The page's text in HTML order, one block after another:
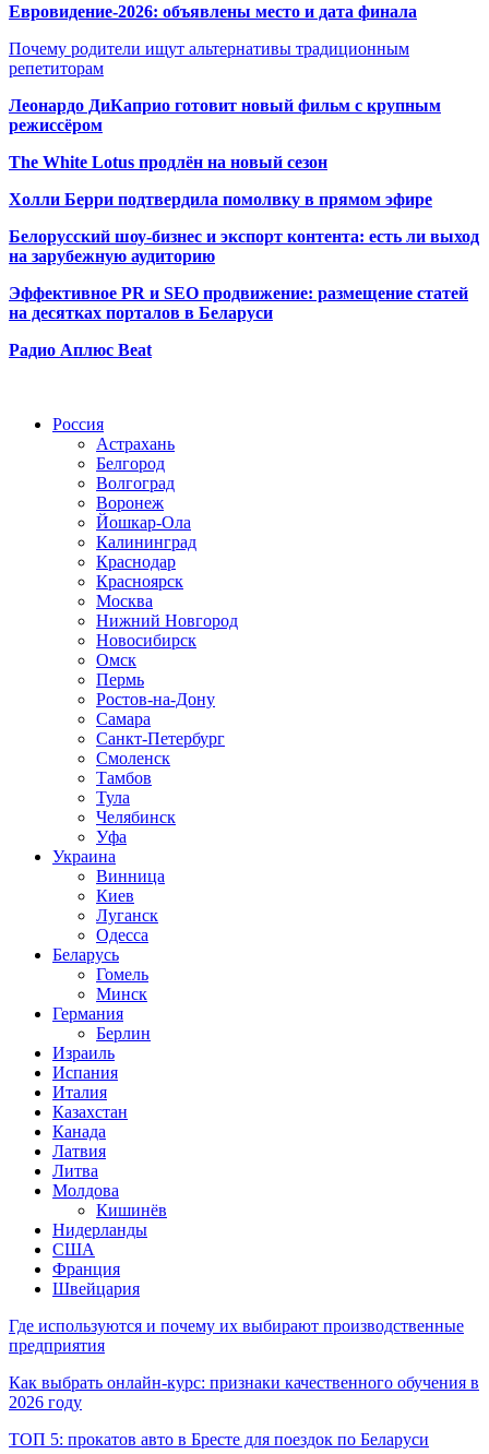
Евровидение-2026: объявлены место и дата финала
Почему родители ищут альтернативы традиционным
репетиторам
Леонардо ДиКаприо готовит новый фильм с крупным
режиссёром
The White Lotus продлён на новый сезон
Холли Берри подтвердила помолвку в прямом эфире
Белорусский шоу-бизнес и экспорт контента: есть ли выход
на зарубежную аудиторию
Эффективное PR и SEO продвижение: размещение статей
на десятках порталов в Беларуси
Радио Аплюс Beat
Россия
Астрахань
Белгород
Волгоград
Воронеж
Йошкар-Ола
Калининград
Краснодар
Красноярск
Москва
Нижний Новгород
Новосибирск
Омск
Пермь
Ростов-на-Дону
Самара
Санкт-Петербург
Смоленск
Тамбов
Тула
Челябинск
Уфа
Украина
Винница
Киев
Луганск
Одесса
Беларусь
Гомель
Минск
Германия
Берлин
Израиль
Испания
Италия
Казахстан
Канада
Латвия
Литва
Молдова
Кишинёв
Нидерланды
США
Франция
Швейцария
Где используются и почему их выбирают производственные
предприятия
Как выбрать онлайн-курс: признаки качественного обучения в
2026 году
ТОП 5: прокатов авто в Бресте для поездок по Беларуси